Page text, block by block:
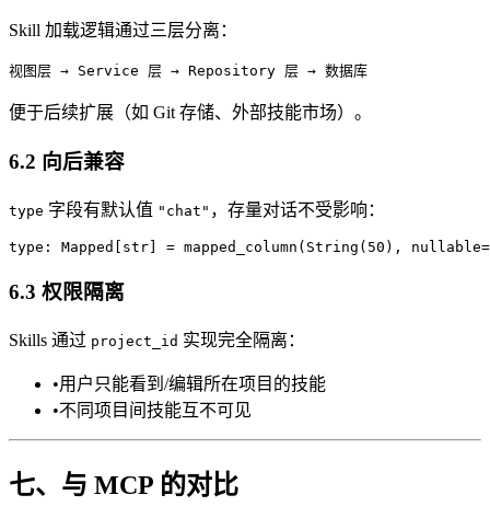
Skill 加载逻辑通过三层分离：
便于后续扩展（如 Git 存储、外部技能市场）。
6.2 向后兼容
type 字段有默认值 "chat" ，存量对话不受影响：
6.3 权限隔离
Skills 通过 project_id 实现完全隔离：
•用户只能看到/编辑所在项目的技能
•不同项目间技能互不可见
七、与 MCP 的对比